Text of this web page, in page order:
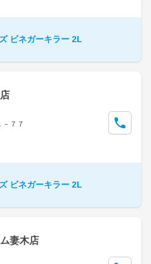
ビネガーキラー 2L
７７
ビネガーキラー 2L
妻木店